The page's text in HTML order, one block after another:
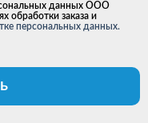
данных ООО
обработки заказа и
персональных данных.